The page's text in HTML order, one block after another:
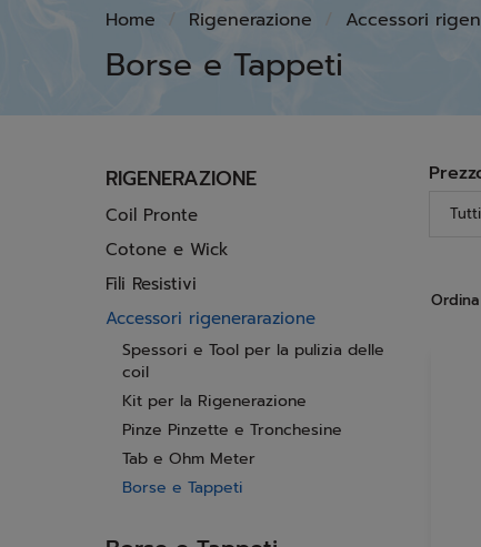
Home Rigenerazione Accessori
Borse e Tappeti
RIGENERAZIONE
Coil Pronte
Cotone e Wick
Fili Resistivi
Accessori rigenerarazione
Spessori e Tool per la pulizia delle
coil
Kit per la Rigenerazione
Pinze Pinzette e Tronchesine
Tab e Ohm Meter
Borse e Tappeti
Tutti